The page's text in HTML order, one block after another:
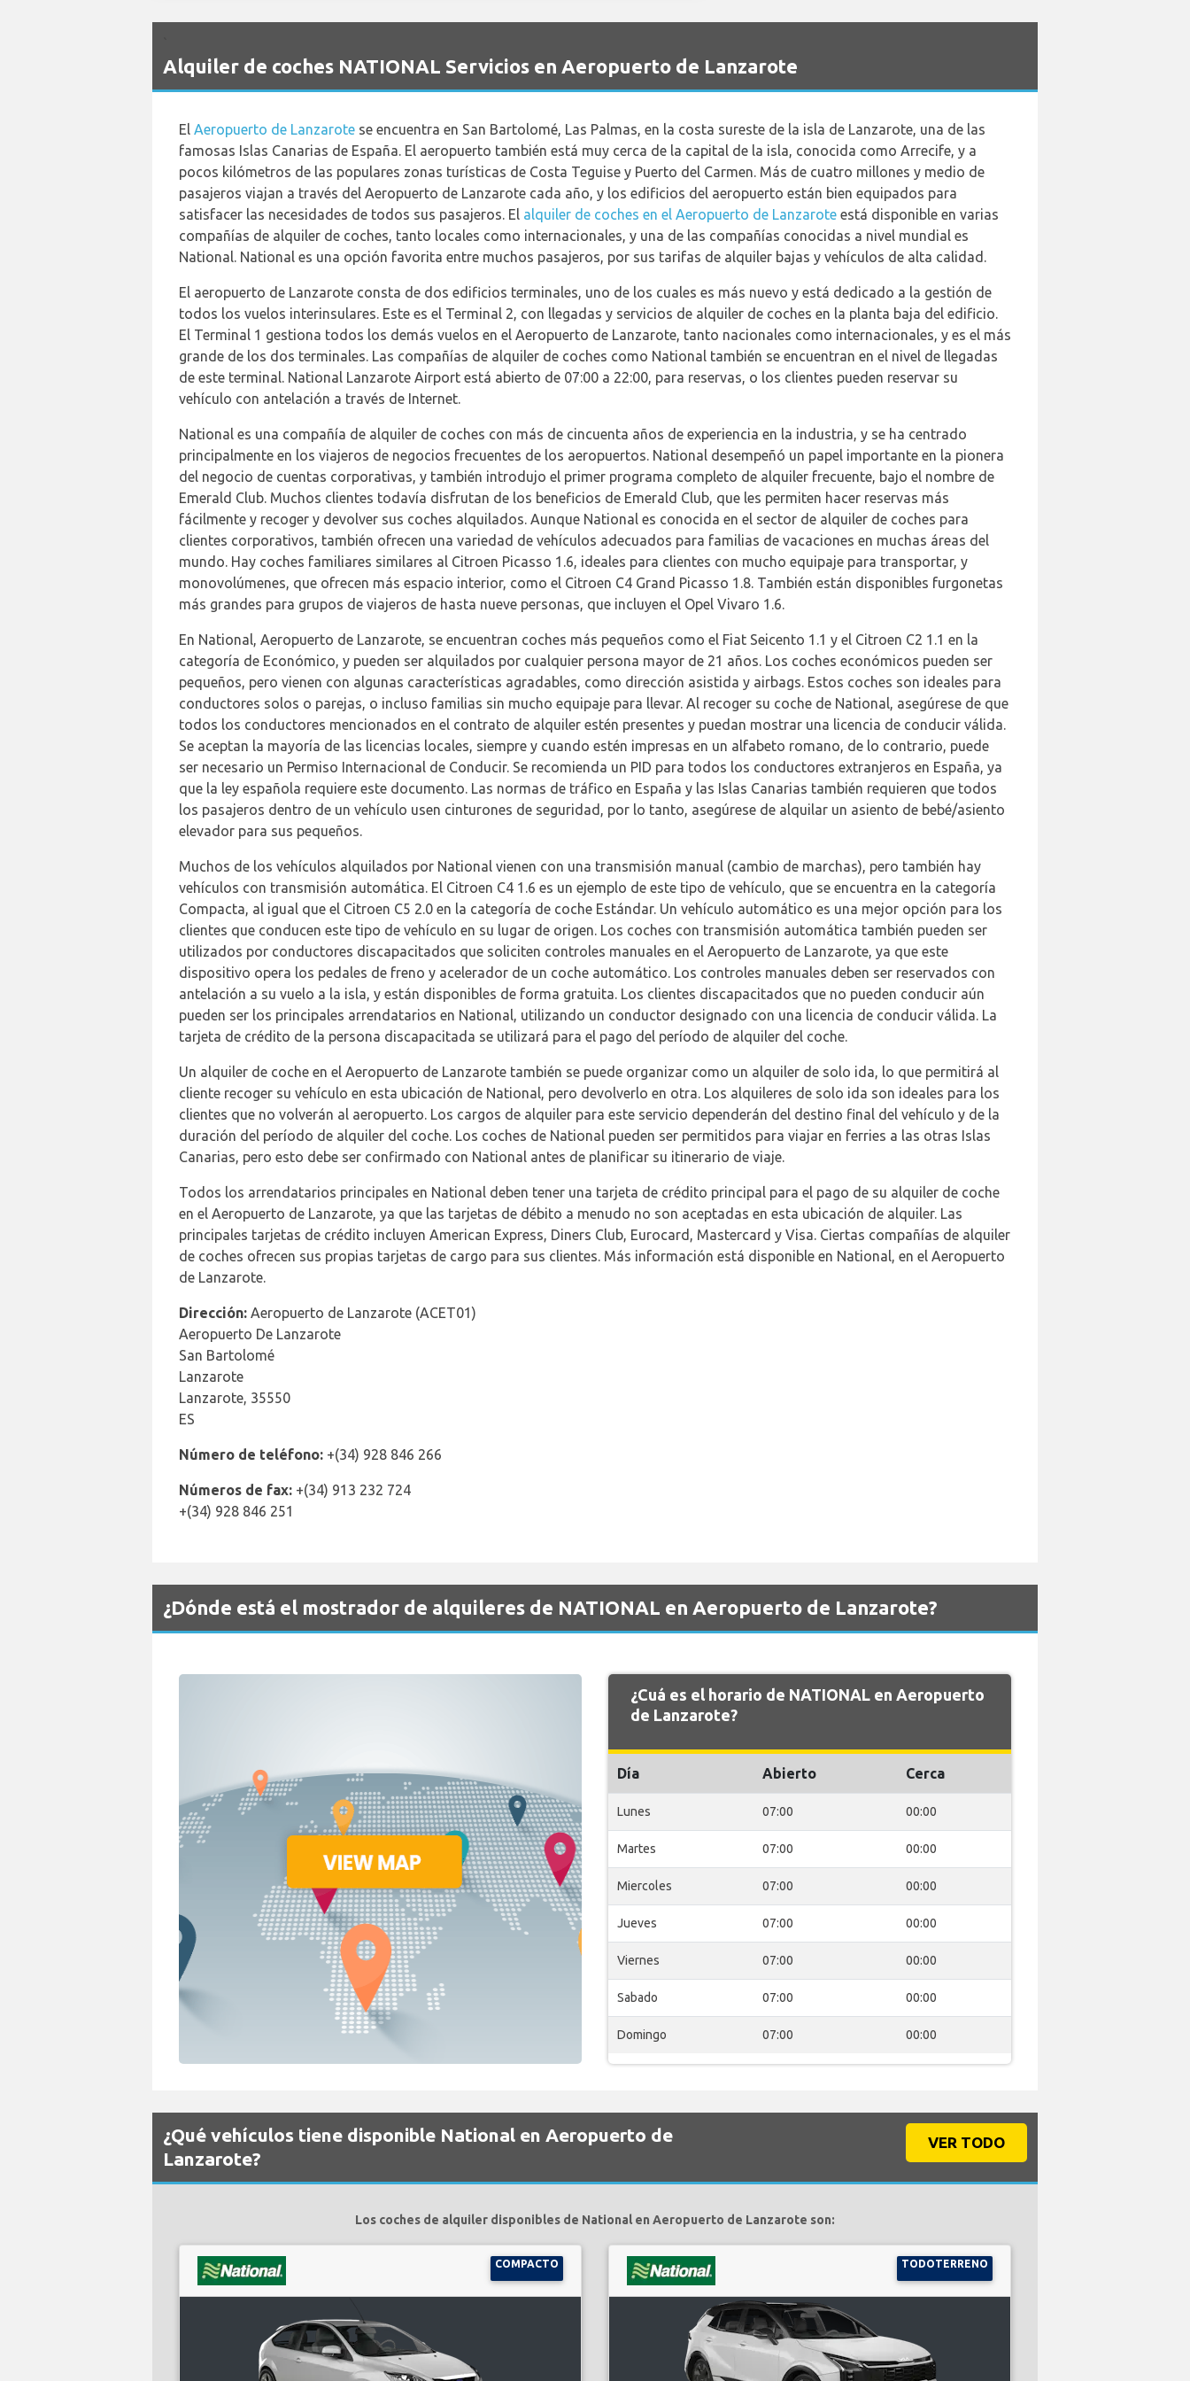
Alquiler de coches NATIONAL Servicios en Aeropuerto de Lanzarote
El Aeropuerto de Lanzarote se encuentra en San Bartolomé, Las Palmas, en la costa sureste de la isla de Lanzarote, una de las
famosas Islas Canarias de España. El aeropuerto también está muy cerca de la capital de la isla, conocida como Arrecife, y a
pocos kilómetros de las populares zonas turísticas de Costa Teguise y Puerto del Carmen. Más de cuatro millones y medio de
pasajeros viajan a través del Aeropuerto de Lanzarote cada año, y los edificios del aeropuerto están bien equipados para
satisfacer las necesidades de todos sus pasajeros. El alquiler de coches en el Aeropuerto de Lanzarote está disponible en varias
compañías de alquiler de coches, tanto locales como internacionales, y una de las compañías conocidas a nivel mundial es
National. National es una opción favorita entre muchos pasajeros, por sus tarifas de alquiler bajas y vehículos de alta calidad.
El aeropuerto de Lanzarote consta de dos edificios terminales, uno de los cuales es más nuevo y está dedicado a la gestión de
todos los vuelos interinsulares. Este es el Terminal 2, con llegadas y servicios de alquiler de coches en la planta baja del edificio.
El Terminal 1 gestiona todos los demás vuelos en el Aeropuerto de Lanzarote, tanto nacionales como internacionales, y es el más
grande de los dos terminales. Las compañías de alquiler de coches como National también se encuentran en el nivel de llegadas
de este terminal. National Lanzarote Airport está abierto de 07:00 a 22:00, para reservas, o los clientes pueden reservar su
vehículo con antelación a través de Internet.
National es una compañía de alquiler de coches con más de cincuenta años de experiencia en la industria, y se ha centrado
principalmente en los viajeros de negocios frecuentes de los aeropuertos. National desempeñó un papel importante en la pionera
del negocio de cuentas corporativas, y también introdujo el primer programa completo de alquiler frecuente, bajo el nombre de
Emerald Club. Muchos clientes todavía disfrutan de los beneficios de Emerald Club, que les permiten hacer reservas más
fácilmente y recoger y devolver sus coches alquilados. Aunque National es conocida en el sector de alquiler de coches para
clientes corporativos, también ofrecen una variedad de vehículos adecuados para familias de vacaciones en muchas áreas del
mundo. Hay coches familiares similares al Citroen Picasso 1.6, ideales para clientes con mucho equipaje para transportar, y
monovolúmenes, que ofrecen más espacio interior, como el Citroen C4 Grand Picasso 1.8. También están disponibles furgonetas
más grandes para grupos de viajeros de hasta nueve personas, que incluyen el Opel Vivaro 1.6.
En National, Aeropuerto de Lanzarote, se encuentran coches más pequeños como el Fiat Seicento 1.1 y el Citroen C2 1.1 en la
categoría de Económico, y pueden ser alquilados por cualquier persona mayor de 21 años. Los coches económicos pueden ser
pequeños, pero vienen con algunas características agradables, como dirección asistida y airbags. Estos coches son ideales para
conductores solos o parejas, o incluso familias sin mucho equipaje para llevar. Al recoger su coche de National, asegúrese de que
todos los conductores mencionados en el contrato de alquiler estén presentes y puedan mostrar una licencia de conducir válida.
Se aceptan la mayoría de las licencias locales, siempre y cuando estén impresas en un alfabeto romano, de lo contrario, puede
ser necesario un Permiso Internacional de Conducir. Se recomienda un PID para todos los conductores extranjeros en España, ya
que la ley española requiere este documento. Las normas de tráfico en España y las Islas Canarias también requieren que todos
los pasajeros dentro de un vehículo usen cinturones de seguridad, por lo tanto, asegúrese de alquilar un asiento de bebé/asiento
elevador para sus pequeños.
Muchos de los vehículos alquilados por National vienen con una transmisión manual (cambio de marchas), pero también hay
vehículos con transmisión automática. El Citroen C4 1.6 es un ejemplo de este tipo de vehículo, que se encuentra en la categoría
Compacta, al igual que el Citroen C5 2.0 en la categoría de coche Estándar. Un vehículo automático es una mejor opción para los
clientes que conducen este tipo de vehículo en su lugar de origen. Los coches con transmisión automática también pueden ser
utilizados por conductores discapacitados que soliciten controles manuales en el Aeropuerto de Lanzarote, ya que este
dispositivo opera los pedales de freno y acelerador de un coche automático. Los controles manuales deben ser reservados con
antelación a su vuelo a la isla, y están disponibles de forma gratuita. Los clientes discapacitados que no pueden conducir aún
pueden ser los principales arrendatarios en National, utilizando un conductor designado con una licencia de conducir válida. La
tarjeta de crédito de la persona discapacitada se utilizará para el pago del período de alquiler del coche.
Un alquiler de coche en el Aeropuerto de Lanzarote también se puede organizar como un alquiler de solo ida, lo que permitirá al
cliente recoger su vehículo en esta ubicación de National, pero devolverlo en otra. Los alquileres de solo ida son ideales para los
clientes que no volverán al aeropuerto. Los cargos de alquiler para este servicio dependerán del destino final del vehículo y de la
duración del período de alquiler del coche. Los coches de National pueden ser permitidos para viajar en ferries a las otras Islas
Canarias, pero esto debe ser confirmado con National antes de planificar su itinerario de viaje.
Todos los arrendatarios principales en National deben tener una tarjeta de crédito principal para el pago de su alquiler de coche
en el Aeropuerto de Lanzarote, ya que las tarjetas de débito a menudo no son aceptadas en esta ubicación de alquiler. Las
principales tarjetas de crédito incluyen American Express, Diners Club, Eurocard, Mastercard y Visa. Ciertas compañías de alquiler
de coches ofrecen sus propias tarjetas de cargo para sus clientes. Más información está disponible en National, en el Aeropuerto
de Lanzarote.
Dirección: Aeropuerto de Lanzarote (ACET01)
Aeropuerto De Lanzarote
San Bartolomé
Lanzarote
Lanzarote, 35550
ES
Número de teléfono: +(34) 928 846 266
Números de fax: +(34) 913 232 724
+(34) 928 846 251
¿Dónde está el mostrador de alquileres de NATIONAL en Aeropuerto de Lanzarote?
¿Cuá es el horario de NATIONAL en Aeropuerto
de Lanzarote?
Día Abierto Cerca
Lunes 07:00 00:00
Martes 07:00 00:00
Miercoles 07:00 00:00
Jueves 07:00 00:00
Viernes 07:00 00:00
Sabado 07:00 00:00
Domingo 07:00 00:00
¿Qué vehículos tiene disponible National en Aeropuerto de
Lanzarote?
VER TODO
Los coches de alquiler disponibles de National en Aeropuerto de Lanzarote son:
COMPACTO TODOTERRENO